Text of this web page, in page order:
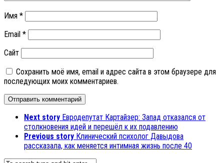
Имя *
Email *
Сайт
Сохранить моё имя, email и адрес сайта в этом браузере для
последующих моих комментариев.
Next story Евродепутат Картайзер: Запад отказался от
столкновения идей и перешёл к их подавлению
Previous story Клинический психолог Давыдова
рассказала, как меняется интимная жизнь после 40